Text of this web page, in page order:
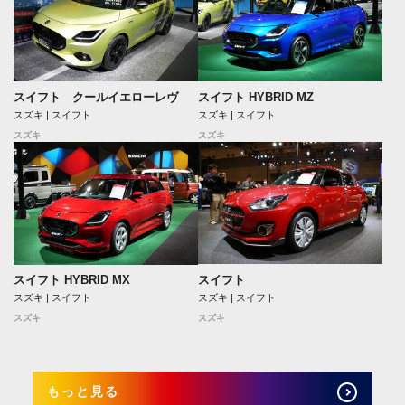
スイフト クールイエローレヴ
スズキ | スイフト
スズキ
スイフト HYBRID MZ
スズキ | スイフト
スズキ
スイフト HYBRID MX
スズキ | スイフト
スズキ
スイフト
スズキ | スイフト
スズキ
もっと見る